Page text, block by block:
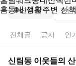
홈동네 생활주변 산책
신림동
전체글 공지 인
신림동 이웃들의